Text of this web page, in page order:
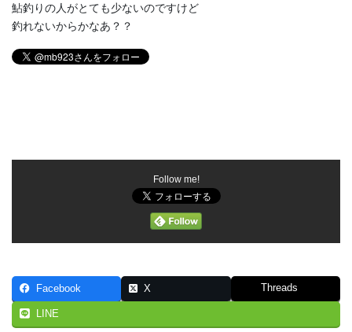
鮎釣りの人がとても少ないのですけど
釣れないからかなあ？？
Follow me!
Facebook X Threads
LINE